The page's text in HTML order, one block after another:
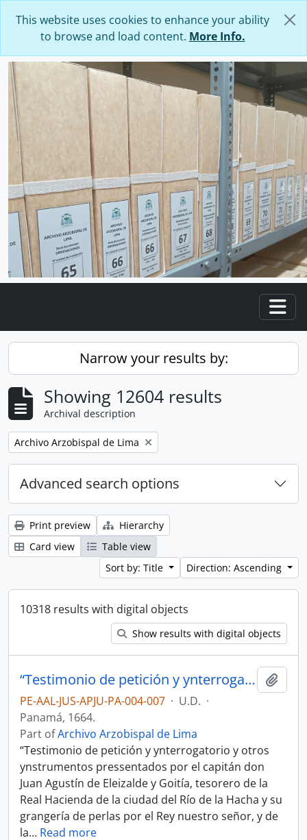
This website uses cookies to enhance your ability
to browse and load content. More Info.
Narrow your results by:
Showing 12604 results
Archival description
Remove filter:
Archivo Arzobispal de Lima
Advanced search options
Print preview
Hierarchy
Card view
Table view
Sort by: Title
Direction: Ascending
10318 results with digital objects
Show results with digital objects
“Testimonio de petición y ynterrogatorio y otros ynstrumentos pressentados por el capitán don Juan Agustín de Eleizalde y Goitía, tesorero de la Real Hacienda de la ciudad del Río de la Hacha y su grangería de perlas por el Rey nuestro señor, y de la ynformazión fecha contra el maese de campo don Francisco Ximénez de Ensiso.”
PE-AAL-JUS-APJU-PA-004-007 · U.D. ·
Panamá, 1664.
Part ofArchivo Arzobispal de Lima
“Testimonio de petición y ynterrogatorio y otros
ynstrumentos pressentados por el capitán don
Juan Agustín de Eleizalde y Goitía, tesorero de la
Real Hacienda de la ciudad del Río de la Hacha y su
grangería de perlas por el Rey nuestro señor, y de
la… Read more